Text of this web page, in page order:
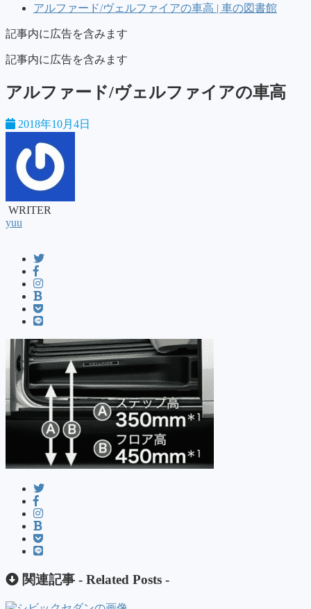
アルファード/ヴェルファイアの車高 | 車の図書館
記事内に広告を含みます
記事内に広告を含みます
アルファード/ヴェルファイアの車高
2018年10月4日
WRITER
yuu
関連記事 - Related Posts -